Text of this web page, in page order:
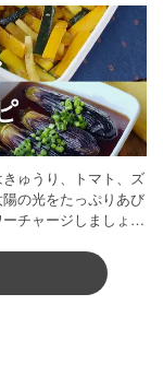
ゅうり、トマト、ズ
の光をたっぷりあび
チャージしましょう